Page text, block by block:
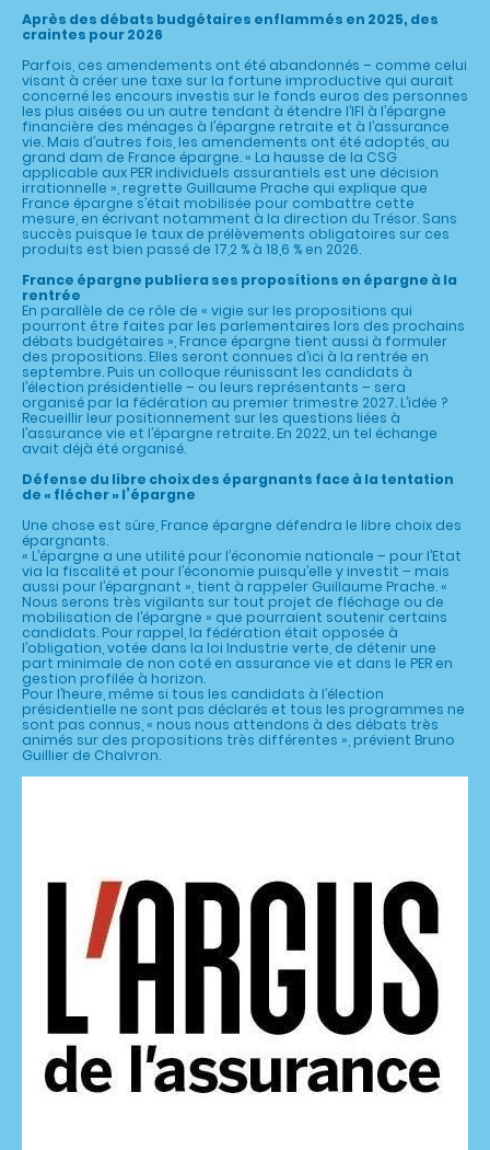
Après des débats budgétaires enflammés en 2025, des
craintes pour 2026
Parfois, ces amendements ont été abandonnés – comme celui
visant à créer une taxe sur la fortune improductive qui aurait
concerné les encours investis sur le fonds euros des personnes
les plus aisées ou un autre tendant à étendre l’IFI à l’épargne
financière des ménages à l’épargne retraite et à l’assurance
vie. Mais d’autres fois, les amendements ont été adoptés, au
grand dam de France épargne. « La hausse de la CSG
applicable aux PER individuels assurantiels est une décision
irrationnelle », regrette Guillaume Prache qui explique que
France épargne s’était mobilisée pour combattre cette
mesure, en écrivant notamment à la direction du Trésor. Sans
succès puisque le taux de prélèvements obligatoires sur ces
produits est bien passé de 17,2 % à 18,6 % en 2026.
France épargne publiera ses propositions en épargne à la
rentrée
En parallèle de ce rôle de « vigie sur les propositions qui
pourront être faites par les parlementaires lors des prochains
débats budgétaires », France épargne tient aussi à formuler
des propositions. Elles seront connues d’ici à la rentrée en
septembre. Puis un colloque réunissant les candidats à
l’élection présidentielle – ou leurs représentants – sera
organisé par la fédération au premier trimestre 2027. L’idée ?
Recueillir leur positionnement sur les questions liées à
l’assurance vie et l’épargne retraite. En 2022, un tel échange
avait déjà été organisé.
Défense du libre choix des épargnants face à la tentation
de « flécher » l’épargne
Une chose est sûre, France épargne défendra le libre choix des
épargnants.
« L’épargne a une utilité pour l’économie nationale – pour l’Etat
via la fiscalité et pour l’économie puisqu’elle y investit – mais
aussi pour l’épargnant », tient à rappeler Guillaume Prache. «
Nous serons très vigilants sur tout projet de fléchage ou de
mobilisation de l’épargne » que pourraient soutenir certains
candidats. Pour rappel, la fédération était opposée à
l’obligation, votée dans la loi Industrie verte, de détenir une
part minimale de non coté en assurance vie et dans le PER en
gestion profilée à horizon.
Pour l’heure, même si tous les candidats à l’élection
présidentielle ne sont pas déclarés et tous les programmes ne
sont pas connus, « nous nous attendons à des débats très
animés sur des propositions très différentes », prévient Bruno
Guillier de Chalvron.